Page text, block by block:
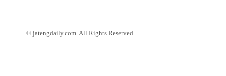
© jatengdaily.com. All Rights Reserved.